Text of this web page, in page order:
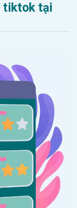
tiktok tại